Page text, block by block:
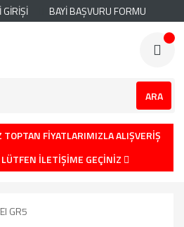
GİRİŞİ BAYİ BAŞVURU FORMU
ARA
FİYATLARIMIZLA ALIŞVERİŞ
İLETİŞİME GEÇİNİZ